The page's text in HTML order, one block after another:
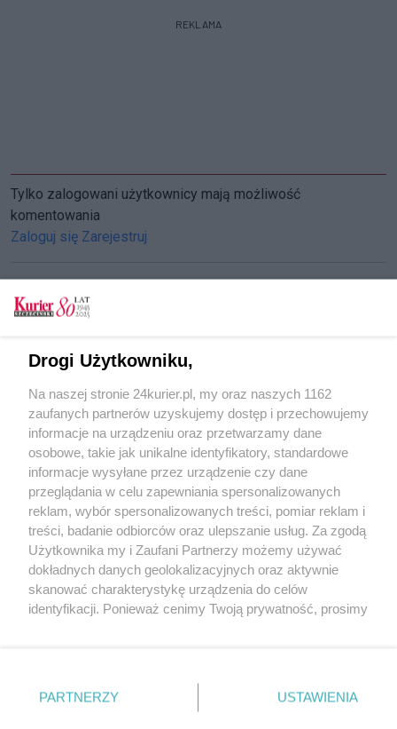
REKLAMA
Tylko zalogowani użytkownicy mają możliwość
komentowania
Zaloguj się Zarejestruj
Pożar w Leśnie Górnym
Burmistrz broni Straży Miejskiej
Mała bohaterka
POGODA
12℃
Zobacz prognozę na 3 dni
Copyright © 2022 Kurier Szczeciński sp. z o.o.
Wszelkie prawa zastrzeżone
Drogi Użytkowniku,
Na naszej stronie 24kurier.pl, my oraz naszych 1162
zaufanych partnerów uzyskujemy dostęp i przechowujemy
informacje na urządzeniu oraz przetwarzamy dane
osobowe, takie jak unikalne identyfikatory, standardowe
informacje wysyłane przez urządzenie czy dane
przeglądania w celu zapewniania spersonalizowanych
reklam, wybór spersonalizowanych treści, pomiar reklam i
treści, badanie odbiorców oraz ulepszanie usług. Za zgodą
Użytkownika my i Zaufani Partnerzy możemy używać
dokładnych danych geolokalizacyjnych oraz aktywnie
skanować charakterystykę urządzenia do celów
identyfikacji. Ponieważ cenimy Twoją prywatność, prosimy
prywatności znajdujący się w lewym dolnym rogu strony
. Niektóre rodzaje przetwarzania danych nie wymagają
PARTNERZY USTAWIENIA